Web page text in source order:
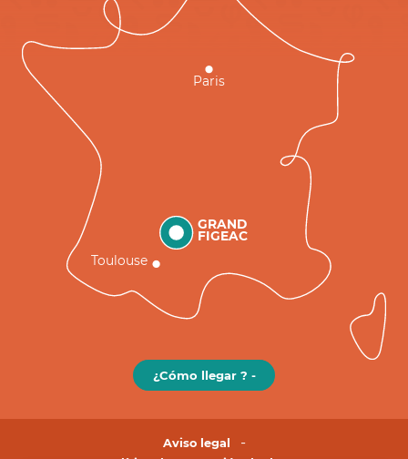
GRAND
FIGEAC
Toulouse
Paris
¿Cómo llegar ? -
Aviso legal